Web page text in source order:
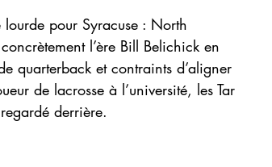
pour Syracuse : North
l’ère Bill Belichick en
quarterback et contraints d’aligner
de lacrosse à l’université, les Tar
derrière.